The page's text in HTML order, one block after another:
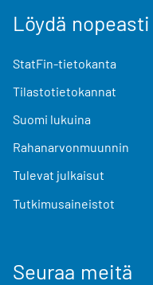
Löydä nopeasti
StatFin-tietokanta
Tilastotietokannat
Suomi lukuina
Rahanarvonmuunnin
Tulevat julkaisut
Tutkimusaineistot
Seuraa meitä